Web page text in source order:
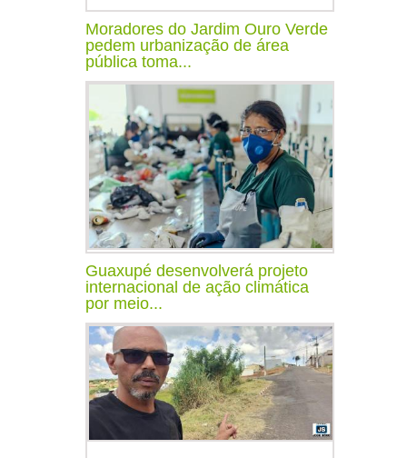
Moradores do Jardim Ouro Verde
pedem urbanização de área
pública toma...
Guaxupé desenvolverá projeto
internacional de ação climática
por meio...